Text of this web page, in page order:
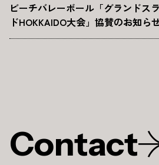
ビーチバレーボール「グランドス
ドHOKKAIDO大会」協賛のお知ら
Contact